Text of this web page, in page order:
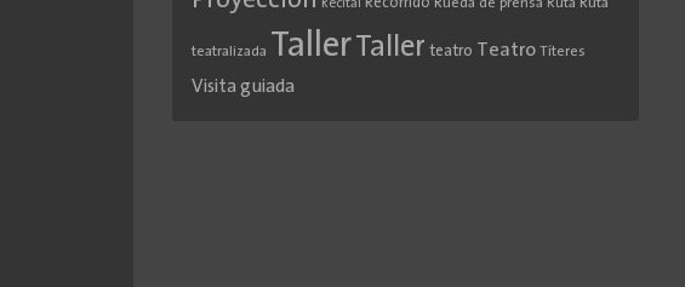
Recital Recorrido Rueda de prensa Ruta Ruta
teatralizada Taller Taller teatro Teatro Títeres
Visita guiada